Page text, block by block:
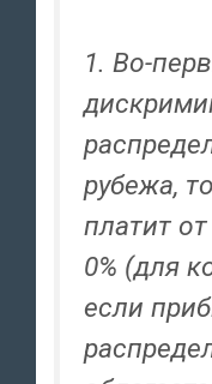
1. Во-
рубежа,
платит
0% (для
если